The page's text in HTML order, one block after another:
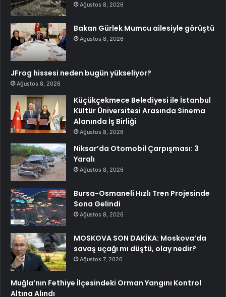
Ağustos 8, 2026
Bakan Gürlek Mumcu ailesiyle görüştü
Ağustos 8, 2026
JFrog hissesi neden bugün yükseliyor?
Ağustos 8, 2026
Küçükçekmece Belediyesi ile İstanbul
Kültür Üniversitesi Arasında Sinema
Alanında İş Birliği
Ağustos 8, 2026
Niksar’da Otomobil Çarpışması: 3
Yaralı
Ağustos 8, 2026
Bursa-Osmaneli Hızlı Tren Projesinde
Sona Gelindi
Ağustos 8, 2026
MOSKOVA SON DAKİKA: Moskova’da
savaş uçağı mı düştü, olay nedir?
Ağustos 7, 2026
Muğla’nın Fethiye İlçesindeki Orman Yangını Kontrol
Altına Alındı